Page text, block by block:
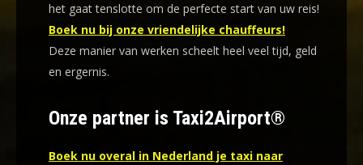
het gaat tenslotte om de perfecte start van uw reis!
Boek nu bij onze vriendelijke chauffeurs!
Deze manier van werken scheelt heel veel tijd, geld
en ergernis.
Onze partner is Taxi2Airport®
Boek nu overal in Nederland je taxi naar